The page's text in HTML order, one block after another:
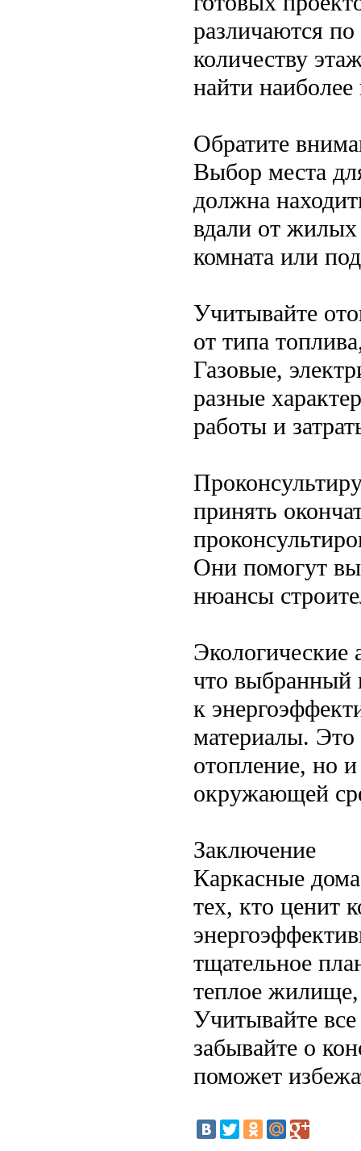
различаются
количеству
найти
Обратите
Выбор места
должна
вдали от
комната или
Учитывайте
от типа
Газовые,
разные
работы и
принять
Они помогут
нюансы
Экологические
что выбранный
к
материалы. Это
отопление, но
окружающей
Заключение
Каркасные
тех, кто ценит
тщательное
теплое жилище,
Учитывайте
забывайте о
поможет